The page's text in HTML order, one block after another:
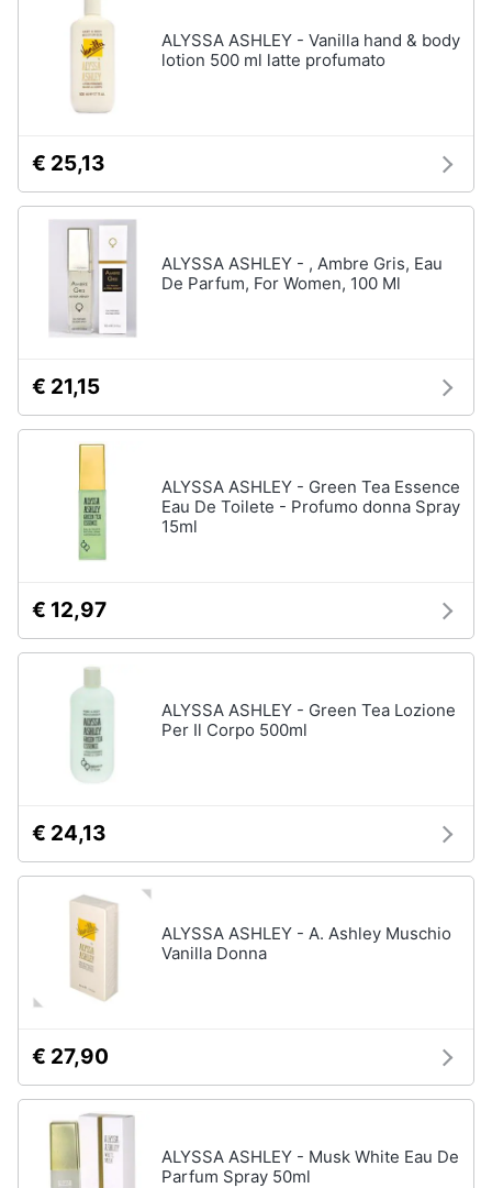
ALYSSA ASHLEY - Vanilla hand & body
lotion 500 ml latte profumato
€ 25,13
ALYSSA ASHLEY - , Ambre Gris, Eau
De Parfum, For Women, 100 Ml
€ 21,15
ALYSSA ASHLEY - Green Tea Essence
Eau De Toilete - Profumo donna Spray
15ml
€ 12,97
ALYSSA ASHLEY - Green Tea Lozione
Per Il Corpo 500ml
€ 24,13
ALYSSA ASHLEY - A. Ashley Muschio
Vanilla Donna
€ 27,90
ALYSSA ASHLEY - Musk White Eau De
Parfum Spray 50ml